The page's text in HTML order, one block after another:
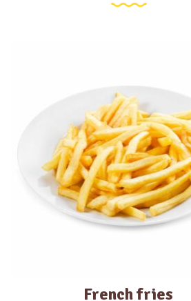
French fries